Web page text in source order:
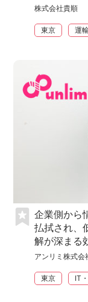
株式会社貴順
東京 運
企業側から
払拭され、
解が深まる
アンリミ株式会
東京 IT